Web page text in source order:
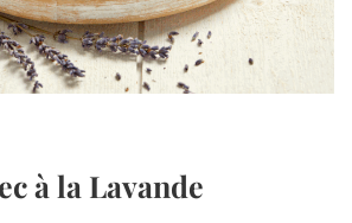
à la Lavande